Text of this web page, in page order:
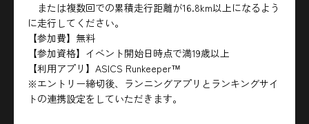
または複数回での累積走行距離が16.8km以上になるよう
に走行してください。
【参加費】無料
【参加資格】イベント開始日時点で満19歳以上
【利用アプリ】ASICS Runkeeper™
※エントリー締切後、ランニングアプリとランキングサイ
トの連携設定をしていただきます。